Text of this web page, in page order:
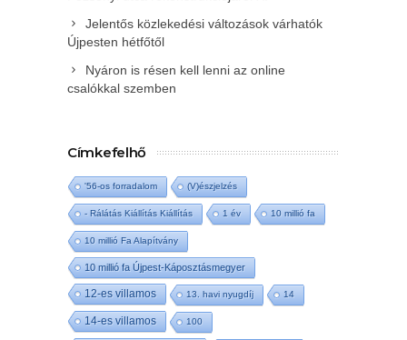
Jelentős közlekedési változások várhatók
Újpesten hétfőtől
Nyáron is résen kell lenni az online
csalókkal szemben
Címkefelhő
'56-os forradalom (V)észjelzés
- Rálátás Kiállítás Kiállítás 1 év 10 millió fa
10 millió Fa Alapítvány
10 millió fa Újpest-Káposztásmegyer
12-es villamos 13. havi nyugdíj 14
14-es villamos 100